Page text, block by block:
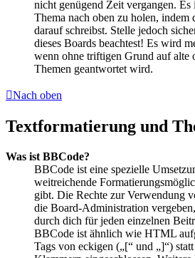
nicht genügend Zeit vergangen. Es
Thema nach oben zu holen,
darauf schreibst. Stelle jedoch
dieses Boards beachtest! Es wird
wenn ohne triftigen Grund auf alte
Themen geantwortet wird.
Nach oben
Textformatierung und
Was ist BBCode?
BBCode ist eine spezielle
weitreichende
gibt. Die Rechte zur Verwendung
die Board-Administration
durch dich für jeden einzelnen
BBCode ist ähnlich wie HTML
Tags von eckigen („[“ und „]“)